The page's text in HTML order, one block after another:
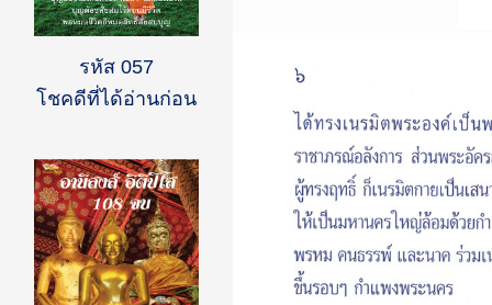
รหัส 057
โชคดีที่ได้อ่านก่อน